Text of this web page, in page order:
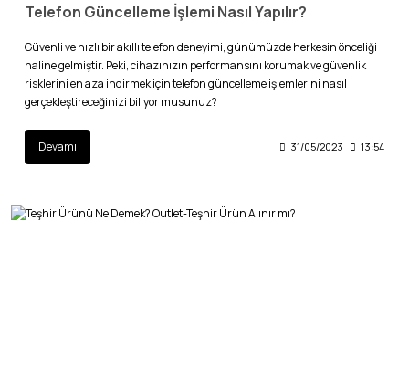
Telefon Güncelleme İşlemi Nasıl Yapılır?
Güvenli ve hızlı bir akıllı telefon deneyimi, günümüzde herkesin önceliği
haline gelmiştir. Peki, cihazınızın performansını korumak ve güvenlik
risklerini en aza indirmek için telefon güncelleme işlemlerini nasıl
gerçekleştireceğinizi biliyor musunuz?
Devamı 31/05/2023 13:54